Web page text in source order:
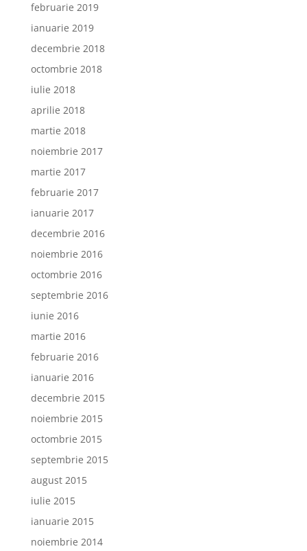
februarie 2019
ianuarie 2019
decembrie 2018
octombrie 2018
iulie 2018
aprilie 2018
martie 2018
noiembrie 2017
martie 2017
februarie 2017
ianuarie 2017
decembrie 2016
noiembrie 2016
octombrie 2016
septembrie 2016
iunie 2016
martie 2016
februarie 2016
ianuarie 2016
decembrie 2015
noiembrie 2015
octombrie 2015
septembrie 2015
august 2015
iulie 2015
ianuarie 2015
noiembrie 2014